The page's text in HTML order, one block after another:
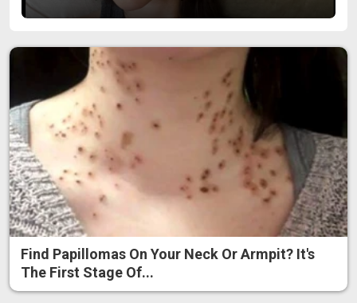
Find Papillomas On Your Neck Or Armpit? It's
The First Stage Of...